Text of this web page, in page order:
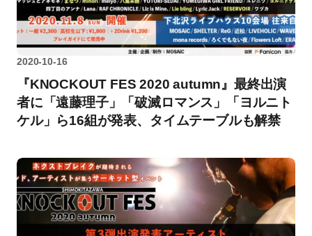
2020-10-16
『KNOCKOUT FES 2020 autumn』最終出演
者に「遠藤理子」「破滅ロマンス」「ヨルニト
ケル」ら16組が発表、タイムテーブルも解禁